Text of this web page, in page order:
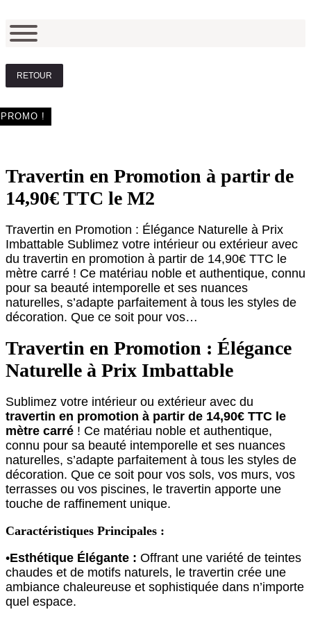
RETOUR
PROMO !
Travertin en Promotion à partir de
14,90€ TTC le M2
Travertin en Promotion : Élégance Naturelle à Prix
Imbattable Sublimez votre intérieur ou extérieur avec
du travertin en promotion à partir de 14,90€ TTC le
mètre carré ! Ce matériau noble et authentique, connu
pour sa beauté intemporelle et ses nuances
naturelles, s’adapte parfaitement à tous les styles de
décoration. Que ce soit pour vos…
Travertin en Promotion : Élégance
Naturelle à Prix Imbattable
Sublimez votre intérieur ou extérieur avec du
travertin en promotion à partir de 14,90€ TTC le
mètre carré ! Ce matériau noble et authentique,
connu pour sa beauté intemporelle et ses nuances
naturelles, s’adapte parfaitement à tous les styles de
décoration. Que ce soit pour vos sols, vos murs, vos
terrasses ou vos piscines, le travertin apporte une
touche de raffinement unique.
Caractéristiques Principales :
•Esthétique Élégante : Offrant une variété de teintes
chaudes et de motifs naturels, le travertin crée une
ambiance chaleureuse et sophistiquée dans n’importe
quel espace.